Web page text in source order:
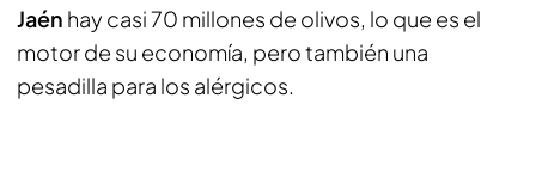
Jaén hay casi 70 millones de olivos, lo que es el
motor de su economía, pero también una
pesadilla para los alérgicos.